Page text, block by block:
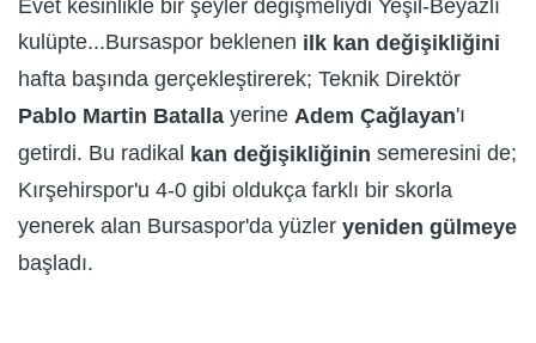
Evet kesinlikle bir şeyler değişmeliydi Yeşil-Beyazlı
kulüpte...Bursaspor beklenen ilk kan değişikliğini
hafta başında gerçekleştirerek; Teknik Direktör
Pablo Martin Batalla yerine Adem Çağlayan'ı
getirdi. Bu radikal kan değişikliğinin semeresini de;
Kırşehirspor'u 4-0 gibi oldukça farklı bir skorla
yenerek alan Bursaspor'da yüzler yeniden gülmeye
başladı.